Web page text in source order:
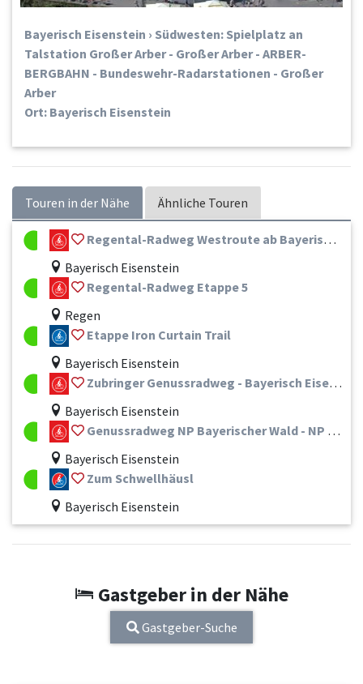
Bayerisch Eisenstein › Südwesten: Spielplatz an
Talstation Großer Arber - Großer Arber - ARBER-
BERGBAHN - Bundeswehr-Radarstationen - Großer
Arber
Ort: Bayerisch Eisenstein
Touren in der Nähe Ähnliche Touren
Regental-Radweg Westroute ab Bayerisch Eisenstein Nr. 99
Bayerisch Eisenstein
Regental-Radweg Etappe 5
Regen
Etappe Iron Curtain Trail
Bayerisch Eisenstein
Zubringer Genussradweg - Bayerisch Eisenstein
Bayerisch Eisenstein
Genussradweg NP Bayerischer Wald - NP Sumava
Bayerisch Eisenstein
Zum Schwellhäusl
Bayerisch Eisenstein
Gastgeber in der Nähe
Gastgeber-Suche